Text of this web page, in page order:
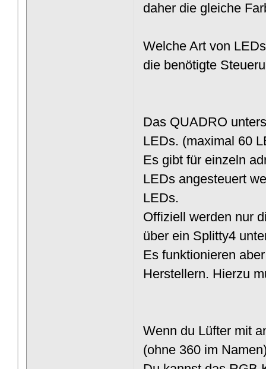
daher die gleiche
Welche Art von
die benötigte
Das QUADRO
LEDs. (maximal 60
Es gibt für einzeln
LEDs angesteuert
LEDs.
Offiziell werden nur
über ein Splitty4
Es funktionieren
Herstellern. Hierzu
Wenn du Lüfter mit
(ohne 360 im